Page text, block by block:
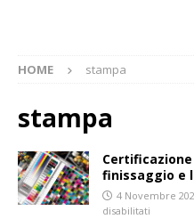
HOME stampa
stampa
finissaggio e
4 Novembre
disabilitati